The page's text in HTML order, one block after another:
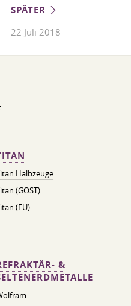
SPÄTER
22 Juli 2018
Halbzeuge
(GOST)
(EU)
&